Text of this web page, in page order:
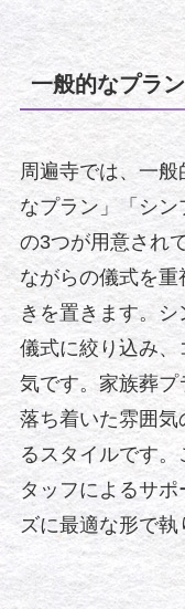
一般的なプラ
周遍寺では、一
なプラン」「シン
の3つが用意され
ながらの儀式を
きを置きます。
儀式に絞り込み、
気です。家族葬
落ち着いた雰囲
るスタイルです
タッフによるサ
ズに最適な形で